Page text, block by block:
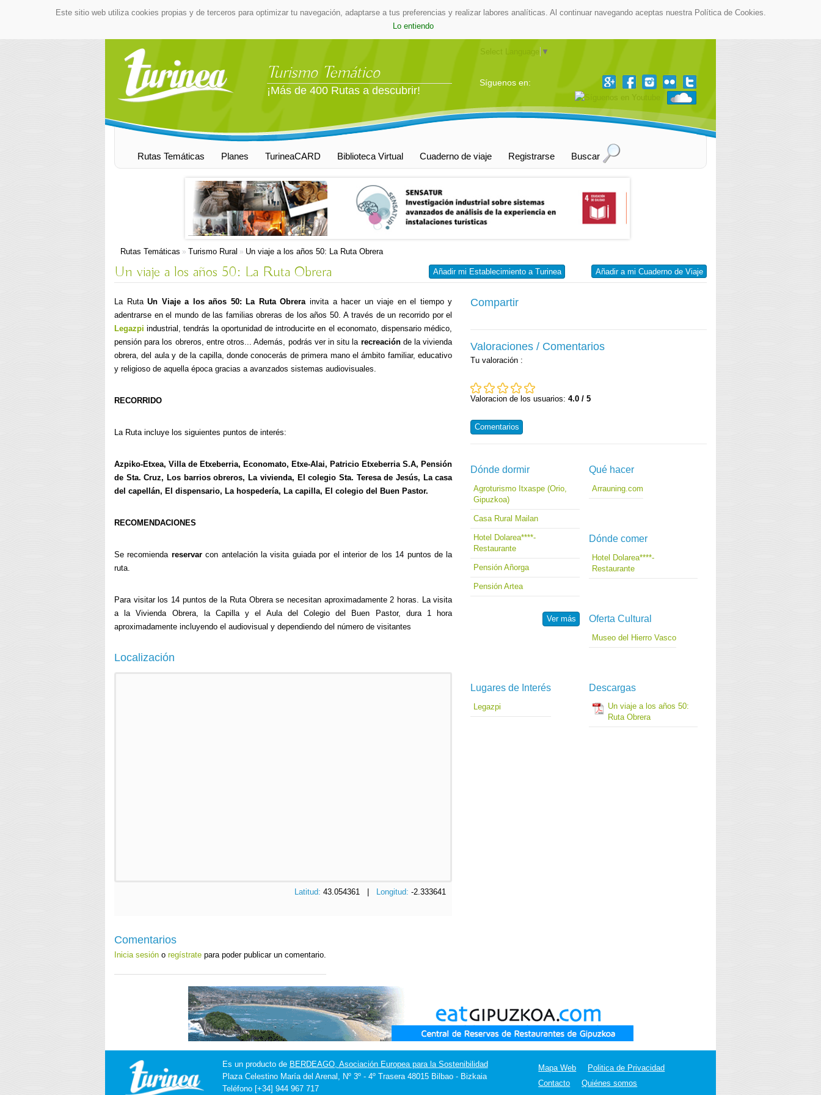
Este sitio web utiliza cookies propias y de terceros para optimizar tu navegación, adaptarse a tus preferencias y realizar labores analíticas. Al continuar navegando aceptas nuestra Política de Cookies.
Lo entiendo
Turismo Temático
¡Más de 400 Rutas a descubrir!
Select Language ▼
Síguenos en:
Rutas Temáticas Planes TurineaCARD Biblioteca Virtual Cuaderno de viaje Registrarse Buscar
Rutas Temáticas » Turismo Rural » Un viaje a los años 50: La Ruta Obrera
Añadir a mi Cuaderno de Viaje
Añadir mi Establecimiento a Turinea
Un viaje a los años 50: La Ruta Obrera
La RutaUn Viaje a los años 50: La Ruta Obrerainvita a hacer un viaje en el tiempo y
adentrarse en el mundo de las familias obreras de los años 50. Através de un recorrido por el
Legazpi industrial, tendrás la oportunidad de introducirte en el economato, dispensario médico,
pensión para los obreros, entre otros... Además, podrás ver in situ la recreaciónde la vivienda
obrera, del aula y de la capilla, donde conocerás de primera mano el ámbito familiar, educativo
y religioso de aquella época gracias a avanzados sistemas audiovisuales.
RECORRIDO
La Ruta incluye los siguientes puntos de interés:
Azpiko-Etxea, Villa de Etxeberria, Economato, Etxe-Alai, Patricio Etxeberria S.A, Pensión
de Sta. Cruz, Los barrios obreros, La vivienda, El colegio Sta. Teresa de Jesús, La casa
del capellán, El dispensario, La hospedería, La capilla, El colegio del Buen Pastor.
RECOMENDACIONES
Se recomienda reservarcon antelación la visita guiada por el interior de los 14 puntos de la
ruta.
Para visitar los 14 puntos de la Ruta Obrerase necesitan aproximadamente 2 horas. La visita
a la Vivienda Obrera, la Capilla y el Aula del Colegio del Buen Pastor, dura 1 hora
aproximadamente incluyendo el audiovisual y dependiendo del número de visitantes
Localización
Latitud:43.054361 | Longitud:-2.333641
Comentarios
Inicia sesión o regístrate para poder publicar un comentario.
Compartir
Valoraciones / Comentarios
Tu valoración :
Valoracion de los usuarios:4.0 / 5
Comentarios
Dónde dormir
Agroturismo Itxaspe (Orio,
Gipuzkoa)
Casa Rural Mailan
Hotel Dolarea****-
Restaurante
Pensión Añorga
Pensión Artea
Ver más
Qué hacer
Arrauning.com
Dónde comer
Hotel Dolarea****-
Restaurante
Oferta Cultural
Museo del Hierro Vasco
Lugares de Interés
Legazpi
Descargas
Un viaje a los años 50:
Ruta Obrera
Es un producto de BERDEAGO, Asociación Europea para la Sostenibilidad
Plaza Celestino María del Arenal, Nº 3º - 4º Trasera 48015 Bilbao - Bizkaia
Teléfono [+34] 944 967 717
Mapa Web
Politica de Privacidad
Contacto
Quiénes somos